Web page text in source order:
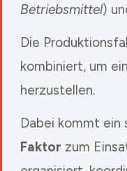
Betriebsmittel)
Die
kombiniert, um
herzustellen.
Dabei kommt ein
Faktor zum